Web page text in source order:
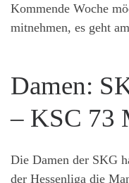
Kommende Woche
mitnehmen, es geht
Damen:
– KSC 73
Die Damen der SKG
der Hessenliga die